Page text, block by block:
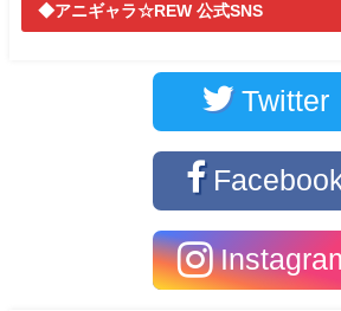
◆アニギャラ☆REW 公式SNS
Twitter